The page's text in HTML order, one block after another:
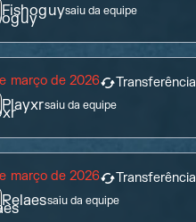
Fishoguysaiu da equipe
março de 2026 Transferência
Playxrsaiu da equipe
março de 2026 Transferência
Relaessaiu da equipe